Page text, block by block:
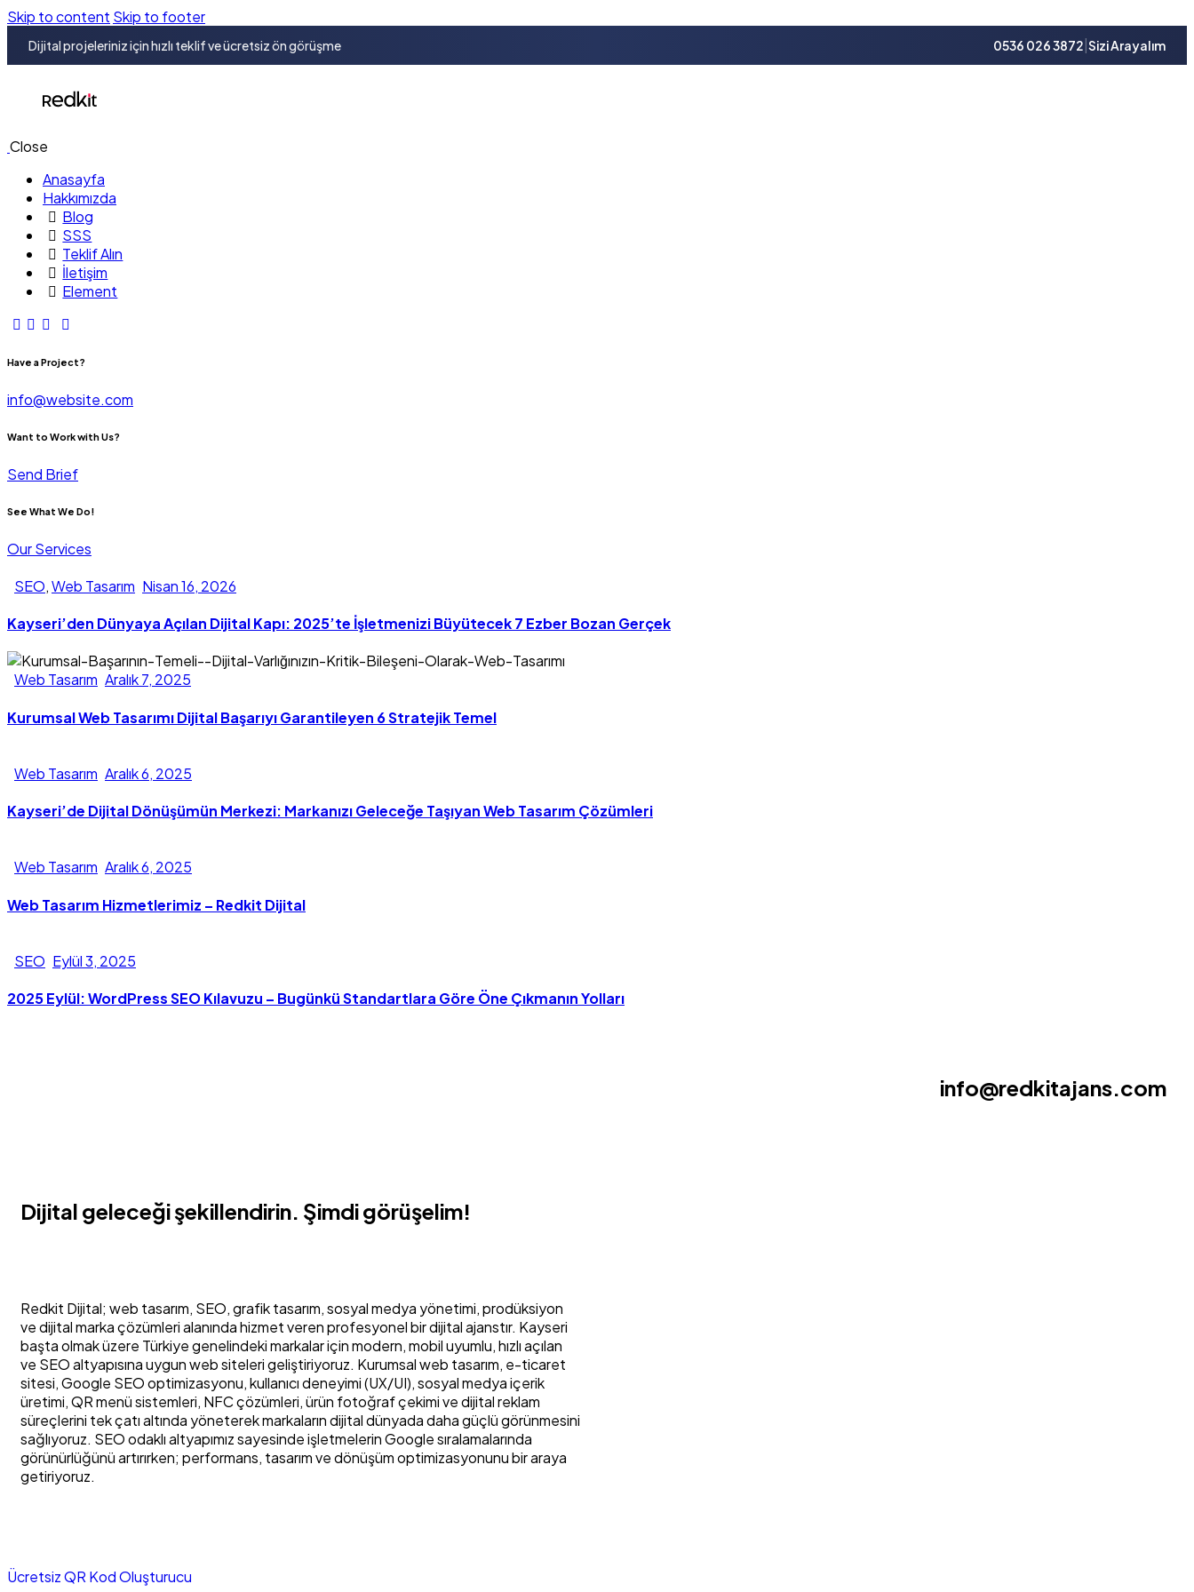
Skip to content Skip to footer
Dijital projeleriniz için hızlı teklif ve ücretsiz ön görüşme 0536 026 3872 Sizi Arayalım
Close
Anasayfa
Hakkımızda
Blog
SSS
Teklif Alın
İletişim
Element
Have a Project?
info@website.com
Want to Work with Us?
Send Brief
See What We Do!
Our Services
SEO,Web Tasarım Nisan 16, 2026
Kayseri’den Dünyaya Açılan Dijital Kapı: 2025’te İşletmenizi Büyütecek 7 Ezber Bozan Gerçek
Web Tasarım Aralık 7, 2025
Kurumsal Web Tasarımı Dijital Başarıyı Garantileyen 6 Stratejik Temel
Web Tasarım Aralık 6, 2025
Kayseri’de Dijital Dönüşümün Merkezi: Markanızı Geleceğe Taşıyan Web Tasarım Çözümleri
Web Tasarım Aralık 6, 2025
Web Tasarım Hizmetlerimiz – Redkit Dijital
SEO Eylül 3, 2025
2025 Eylül: WordPress SEO Kılavuzu – Bugünkü Standartlara Göre Öne Çıkmanın Yolları
Dijital geleceği şekillendirin. Şimdi görüşelim!
Redkit Dijital; web tasarım, SEO, grafik tasarım, sosyal medya yönetimi, prodüksiyon
ve dijital marka çözümleri alanında hizmet veren profesyonel bir dijital ajanstır. Kayseri
başta olmak üzere Türkiye genelindeki markalar için modern, mobil uyumlu, hızlı açılan
ve SEO altyapısına uygun web siteleri geliştiriyoruz. Kurumsal web tasarım, e-ticaret
sitesi, Google SEO optimizasyonu, kullanıcı deneyimi (UX/UI), sosyal medya içerik
üretimi, QR menü sistemleri, NFC çözümleri, ürün fotoğraf çekimi ve dijital reklam
süreçlerini tek çatı altında yöneterek markaların dijital dünyada daha güçlü görünmesini
sağlıyoruz. SEO odaklı altyapımız sayesinde işletmelerin Google sıralamalarında
görünürlüğünü artırırken; performans, tasarım ve dönüşüm optimizasyonunu bir araya
getiriyoruz.
info@redkitajans.com
Ücretsiz QR Kod Oluşturucu